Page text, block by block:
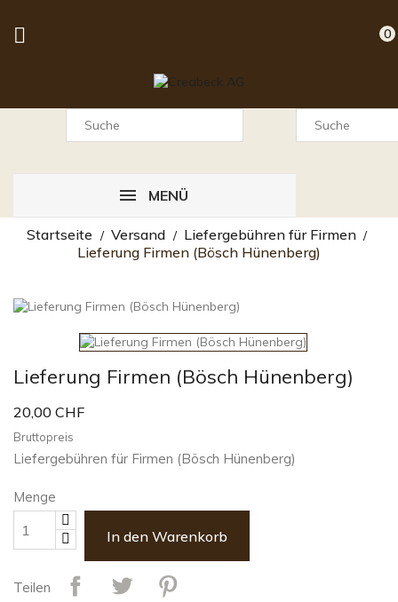
 0
MENÜ
Startseite Versand
Liefergebühren für Firmen
Lieferung Firmen (Bösch Hünenberg)
Lieferung Firmen (Bösch Hünenberg)
20,00 CHF
Bruttopreis
Liefergebühren für Firmen (Bösch Hünenberg)
Menge
In den Warenkorb
Teilen